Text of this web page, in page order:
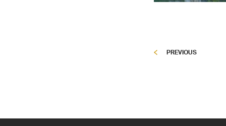
PREVIOUS